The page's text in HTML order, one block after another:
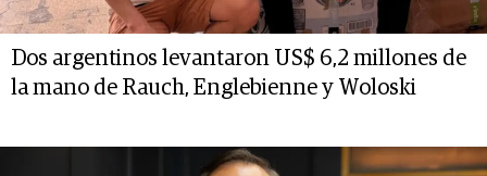
Dos argentinos levantaron US$ 6,2 millones de
la mano de Rauch, Englebienne y Woloski